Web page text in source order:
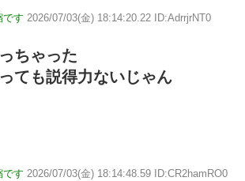
です 2026/07/03(金) 18:14:20.22 ID:AdrrjrNT0
ちゃった
ても説得力ないじゃん
です 2026/07/03(金) 18:14:48.59 ID:CR2hamRO0